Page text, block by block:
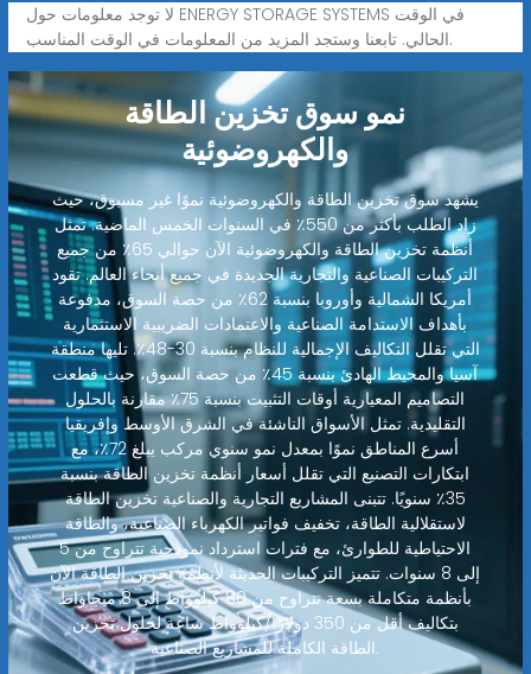
لا توجد معلومات حول ENERGY STORAGE SYSTEMS في الوقت
الحالي. تابعنا وستجد المزيد من المعلومات في الوقت المناسب.
نمو سوق تخزين الطاقة
والكهروضوئية
يشهد سوق تخزين الطاقة والكهروضوئية نموًا غير مسبوق، حيث
زاد الطلب بأكثر من 550٪ في السنوات الخمس الماضية. تمثل
أنظمة تخزين الطاقة والكهروضوئية الآن حوالي 65٪ من جميع
التركيبات الصناعية والتجارية الجديدة في جميع أنحاء العالم. تقود
أمريكا الشمالية وأوروبا بنسبة 62٪ من حصة السوق، مدفوعة
بأهداف الاستدامة الصناعية والاعتمادات الضريبية الاستثمارية
التي تقلل التكاليف الإجمالية للنظام بنسبة 30-48٪. تليها منطقة
آسيا والمحيط الهادئ بنسبة 45٪ من حصة السوق، حيث قطعت
التصاميم المعيارية أوقات التثبيت بنسبة 75٪ مقارنة بالحلول
التقليدية. تمثل الأسواق الناشئة في الشرق الأوسط وإفريقيا
أسرع المناطق نموًا بمعدل نمو سنوي مركب يبلغ 72٪، مع
ابتكارات التصنيع التي تقلل أسعار أنظمة تخزين الطاقة بنسبة
35٪ سنويًا. تتبنى المشاريع التجارية والصناعية تخزين الطاقة
لاستقلالية الطاقة، تخفيف فواتير الكهرباء الصناعية، والطاقة
الاحتياطية للطوارئ، مع فترات استرداد نموذجية تتراوح من 5
إلى 8 سنوات. تتميز التركيبات الحديثة لأنظمة تخزين الطاقة الآن
بأنظمة متكاملة بسعة تتراوح من 80 كيلوواط إلى 8 ميجاواط
بتكاليف أقل من 350 دولارًا/كيلوواط ساعة لحلول تخزين
الطاقة الكاملة للمشاريع الصناعية.